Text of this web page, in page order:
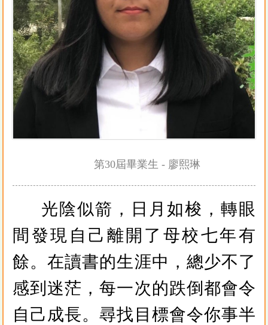
第30屆畢業生 - 廖熙琳
光陰似箭，日月如梭，轉眼
間發現自己離開了母校七年有
餘。在讀書的生涯中，總少不了
感到迷茫，每一次的跌倒都會令
自己成長。尋找目標會令你事半